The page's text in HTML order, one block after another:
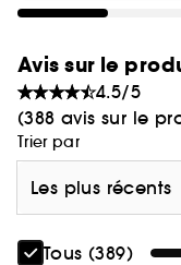
composé à 50 %
Une fois terminé,
utilisez !) les
rincez, jetez le
Avis sur le
4.5/5
(388 avis sur le
Trier par
Les plus récents
Tous (389)